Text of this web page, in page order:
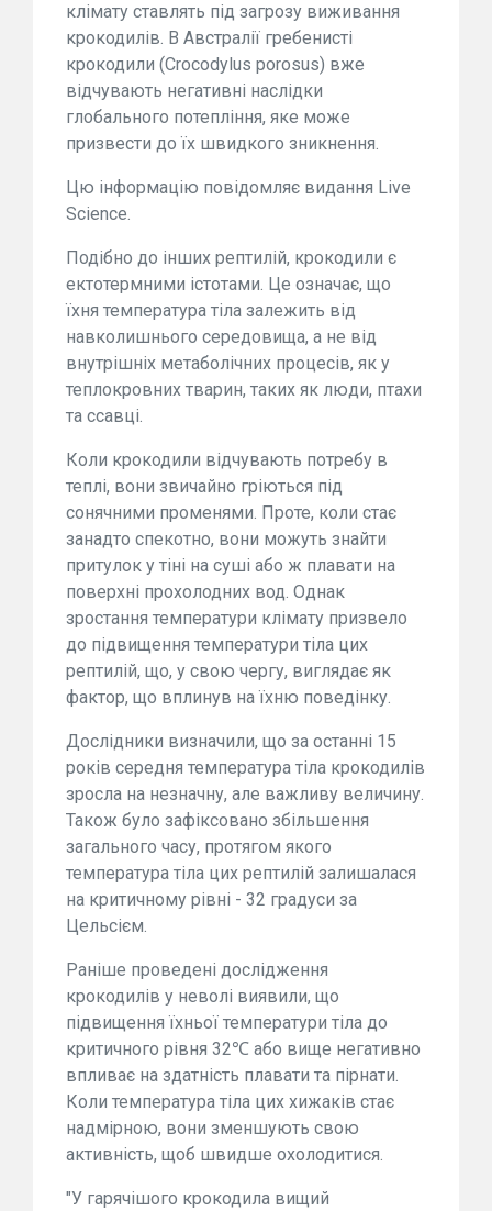
клімату ставлять під загрозу виживання
крокодилів. В Австралії гребенисті
крокодили (Crocodylus porosus) вже
відчувають негативні наслідки
глобального потепління, яке може
призвести до їх швидкого зникнення.
Цю інформацію повідомляє видання Live
Science.
Подібно до інших рептилій, крокодили є
ектотермними істотами. Це означає, що
їхня температура тіла залежить від
навколишнього середовища, а не від
внутрішніх метаболічних процесів, як у
теплокровних тварин, таких як люди, птахи
та ссавці.
Коли крокодили відчувають потребу в
теплі, вони звичайно гріються під
сонячними променями. Проте, коли стає
занадто спекотно, вони можуть знайти
притулок у тіні на суші або ж плавати на
поверхні прохолодних вод. Однак
зростання температури клімату призвело
до підвищення температури тіла цих
рептилій, що, у свою чергу, виглядає як
фактор, що вплинув на їхню поведінку.
Дослідники визначили, що за останні 15
років середня температура тіла крокодилів
зросла на незначну, але важливу величину.
Також було зафіксовано збільшення
загального часу, протягом якого
температура тіла цих рептилій залишалася
на критичному рівні - 32 градуси за
Цельсієм.
Раніше проведені дослідження
крокодилів у неволі виявили, що
підвищення їхньої температури тіла до
критичного рівня 32℃ або вище негативно
впливає на здатність плавати та пірнати.
Коли температура тіла цих хижаків стає
надмірною, вони зменшують свою
активність, щоб швидше охолодитися.
"У гарячішого крокодила вищий